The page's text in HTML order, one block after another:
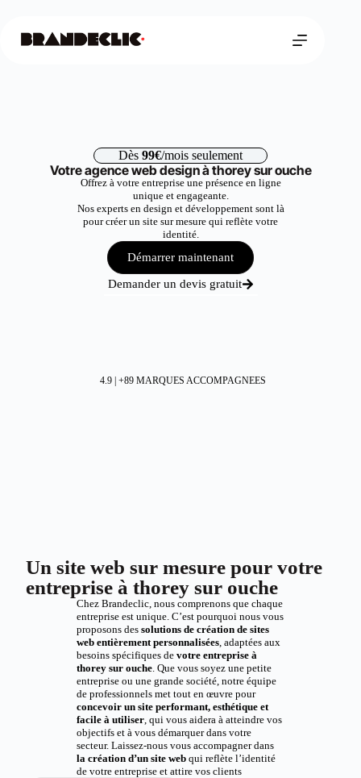
Dès 99€/mois seulement
Votre agence web design à thorey sur ouche
Offrez à votre entreprise une présence en ligne
unique et engageante.
Nos experts en design et développement sont là
pour créer un site sur mesure qui reflète votre
identité.
Démarrer maintenant
Demander un devis gratuit
4.9 | +89 MARQUES ACCOMPAGNEES
Un site web sur mesure pour votre
entreprise à thorey sur ouche
Chez Brandeclic, nous comprenons que chaque
entreprise est unique. C’est pourquoi nous vous
proposons des solutions de création de sites
web entièrement personnalisées, adaptées aux
besoins spécifiques de votre entreprise à
thorey sur ouche. Que vous soyez une petite
entreprise ou une grande société, notre équipe
de professionnels met tout en œuvre pour
concevoir un site performant, esthétique et
facile à utiliser, qui vous aidera à atteindre vos
objectifs et à vous démarquer dans votre
secteur. Laissez-nous vous accompagner dans
la création d’un site webqui reflète l’identité
de votre entreprise et attire vos clients